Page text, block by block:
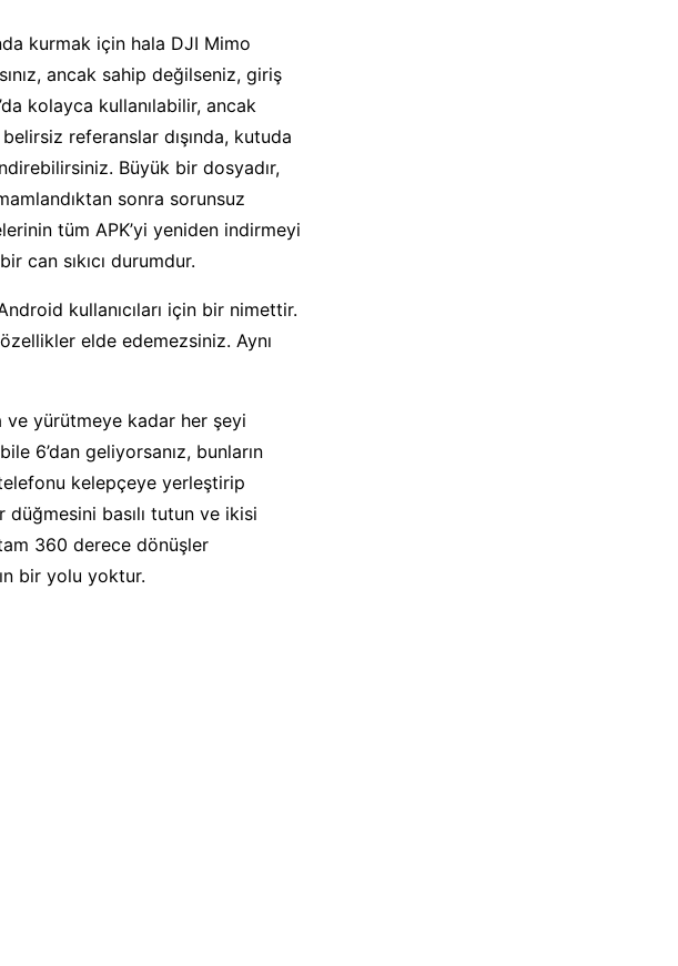
kurmak için hala DJI Mimo
ancak sahip değilseniz, giriş
kolayca kullanılabilir, ancak
referanslar dışında, kutuda
Büyük bir dosyadır,
sonra sorunsuz
tüm APK’yi yeniden indirmeyi
can sıkıcı durumdur.
kullanıcıları için bir nimettir.
elde edemezsiniz. Aynı
ve yürütmeye kadar her şeyi
6’dan geliyorsanız, bunların
kelepçeye yerleştirip
basılı tutun ve ikisi
360 derece dönüşler
bir yolu yoktur.